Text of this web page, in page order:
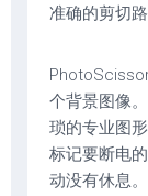
准确的剪切路
个背景图像
琐的专业图
标记要断电
动没有休息